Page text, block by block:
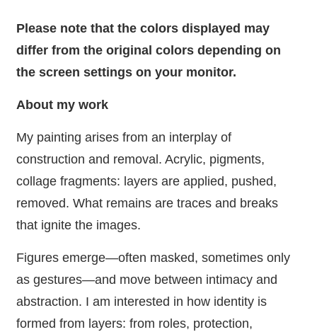
Please note that the colors displayed may
differ from the original colors depending on
the screen settings on your monitor.
About my work
My painting arises from an interplay of
construction and removal. Acrylic, pigments,
collage fragments: layers are applied, pushed,
removed. What remains are traces and breaks
that ignite the images.
Figures emerge—often masked, sometimes only
as gestures—and move between intimacy and
abstraction. I am interested in how identity is
formed from layers: from roles, protection,